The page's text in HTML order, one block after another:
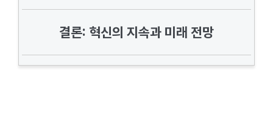
결론: 혁신의 지속과 미래 전망